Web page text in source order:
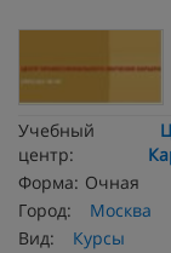
Учебный
центр:
Форма: Очная
Город:
Москва
Вид:
Курсы